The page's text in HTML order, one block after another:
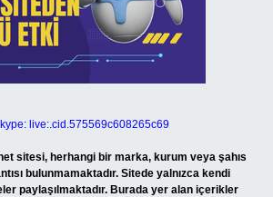
live:.cid.575569c608265c69
sitesi, herhangi bir marka, kurum veya şahıs
bulunmamaktadır. Sitede yalnızca kendi
paylaşılmaktadır. Burada yer alan içerikler